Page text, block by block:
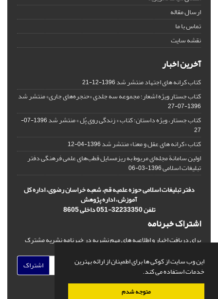
این وب سایت از کوکی ها برای اطمینان از ارائه بهترین
خدمات استفاده می کند.
متوجه شدم
ارسال مقاله
تماس با ما
نقشه سایت
آخرین اخبار
کتاب کرانه های اجتهاد منتشر شد1396-12-21
کتاب جستار ویژه اشعار؛ مجموعه سه جلدی «حنجره‌های جاری» منتشر شد
1396-07-27
کتاب جستار، ویژه داستان؛ کتاب « زندگی روی پُل » منتشر شد
1396-07-
27
کتاب «کرانه های عقل و معنا» منتشر شد1396-04-12
اولین سامانة مجله‌ای مربوط به ریزمسایل‌ قطب‌های علمی فرهنگی دفتر
تبلیغات اسلامی1396-03-06
دفتر تبلیغات اسلامی حوزه علمیه قم، شعبه خراسان رضوی، اداره کل
آموزش، اداره پژوهش
تلفن 32233350-051 داخلی 8605
اشتراک خبرنامه
برای دریافت اخبار و اطلاعیه های مهم نشریه در خبرنامه نشریه مشترک
اشتراک